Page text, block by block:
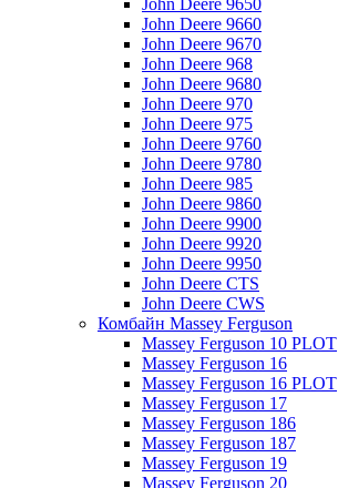
John Deere 9650
John Deere 9660
John Deere 9670
John Deere 968
John Deere 9680
John Deere 970
John Deere 975
John Deere 9760
John Deere 9780
John Deere 985
John Deere 9860
John Deere 9900
John Deere 9920
John Deere 9950
John Deere CTS
John Deere CWS
Комбайн Massey Ferguson
Massey Ferguson 10 PLOT
Massey Ferguson 16
Massey Ferguson 16 PLOT
Massey Ferguson 17
Massey Ferguson 186
Massey Ferguson 187
Massey Ferguson 19
Massey Ferguson 20